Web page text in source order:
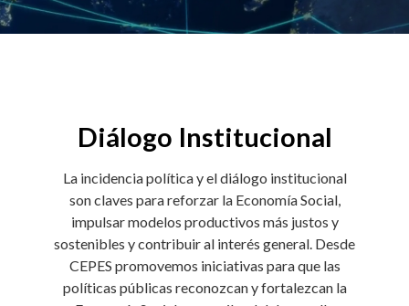
Diálogo Institucional
La incidencia política y el diálogo institucional
son claves para reforzar la Economía Social,
impulsar modelos productivos más justos y
sostenibles y contribuir al interés general. Desde
CEPES promovemos iniciativas para que las
políticas públicas reconozcan y fortalezcan la